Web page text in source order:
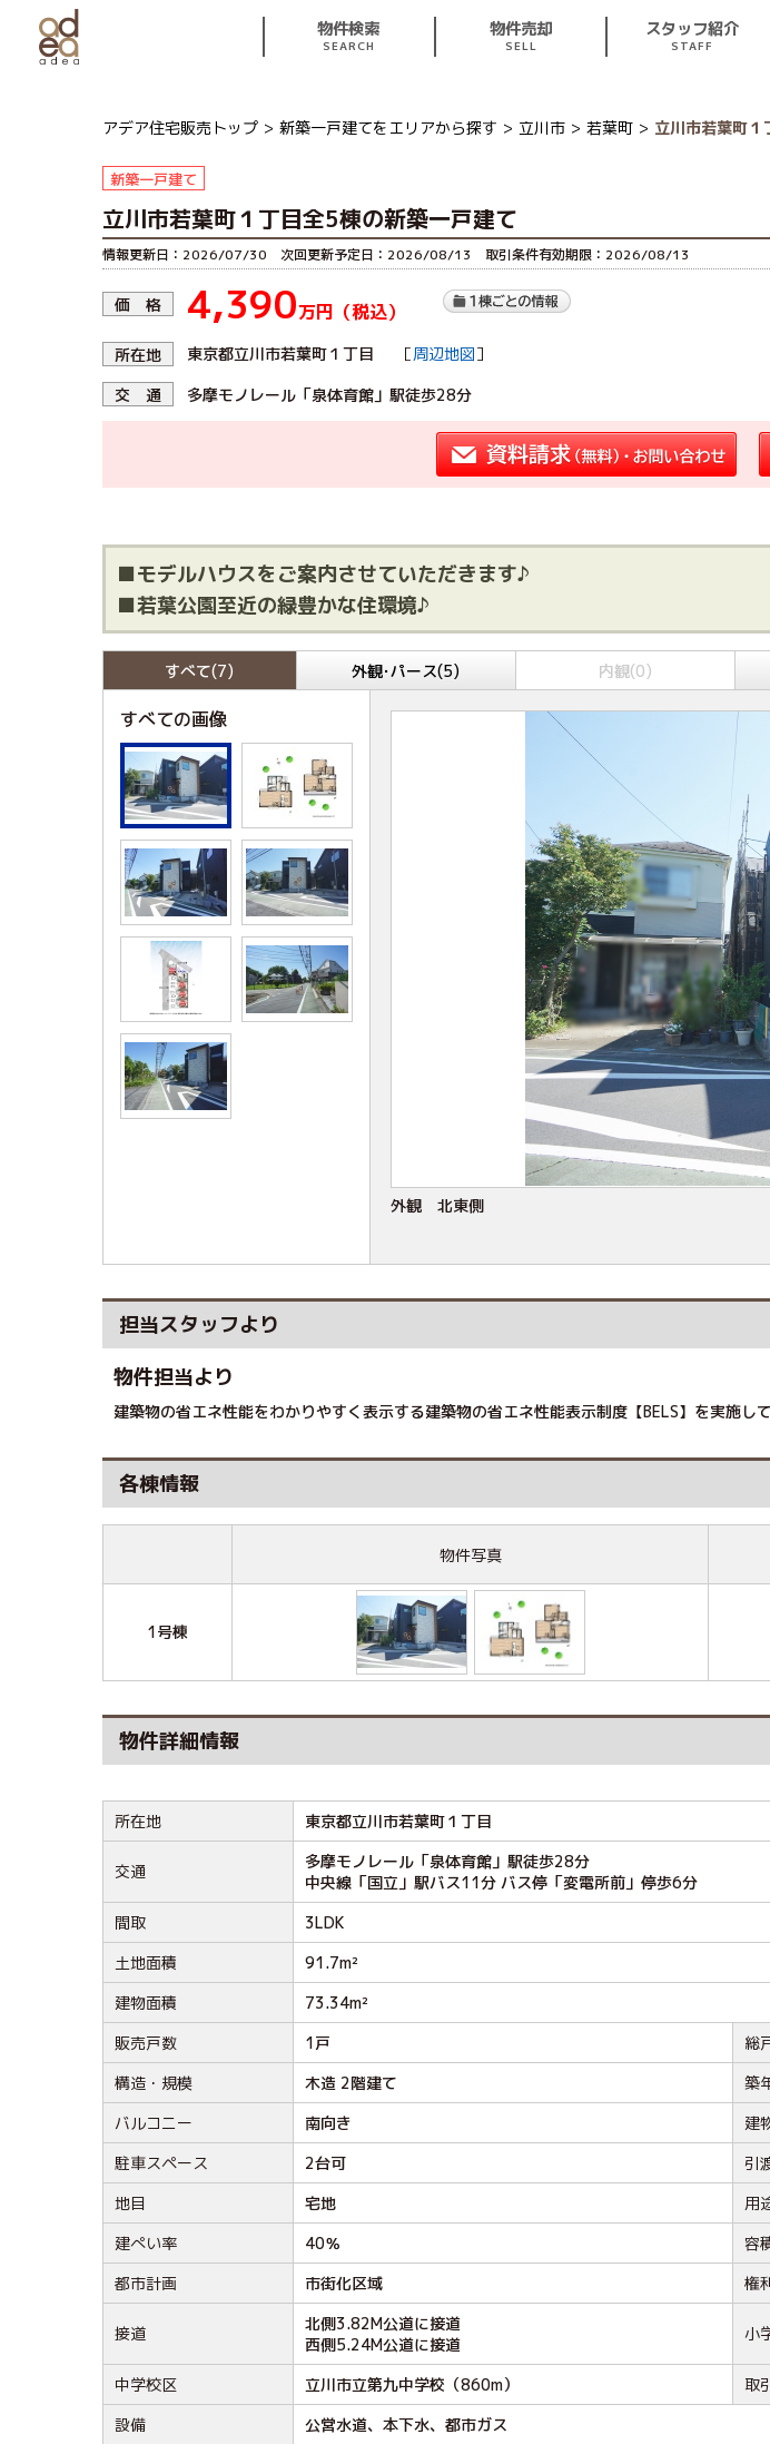
物件検索
SEARCH
物件売却
SELL
スタッフ紹介
STAFF
アデア住宅販売トップ 新築一戸建てをエリアから探す 立川市 若葉町 立川市若葉町１
新築一戸建て
立川市若葉町１丁目全5棟の新築一戸建て
情報更新日：2026/07/30 次回更新予定日：2026/08/13 取引条件有効期限：2026/08/13
価 格 4,390万円（税込）
所在地 東京都立川市若葉町１丁目 ［周辺地図］
交 通 多摩モノレール「泉体育館」駅徒歩28分
■モデルハウスをご案内させていただきます♪
■若葉公園至近の緑豊かな住環境♪
すべて(7) 外観･パース(5) 内観(0)
すべての画像
外観 北東側
担当スタッフより
物件担当より
建築物の省エネ性能をわかりやすく表示する建築物の省エネ性能表示制度【BELS】を実施し
各棟情報
物件写真
1号棟
物件詳細情報
所在地 東京都立川市若葉町１丁目
交通
多摩モノレール「泉体育館」駅徒歩28分
中央線「国立」駅バス11分 バス停「変電所前」停歩6分
間取
3LDK
土地面積
91.7m²
建物面積
73.34m²
販売戸数
1戸 総
構造・規模
木造 2階建て 築
バルコニー
南向き 建
駐車スペース
2台可 引
地目
宅地 用
建ぺい率
40％ 容
都市計画
市街化区域 権
接道
北側3.82M公道に接道
西側5.24M公道に接道
小
中学校区 立川市立第九中学校（860m） 取
設備
公営水道、本下水、都市ガス